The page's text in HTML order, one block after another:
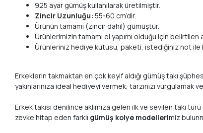
925 ayar gümüş kullanılarak üretilmiştir.
Zincir Uzunluğu:55-60 cm’dir.
Ürünün tamamı (zincir dahil) gümüştür.
Ürünlerimizin tamamı el yapımı olduğu için belirtilen
Ürünleriniz hediye kutusu, paketi, istediğiniz not
Erkeklerin takmaktan en çok keyif aldığı gümüş takı
yakınlarınıza ideal hediyeyi vermek, tarzınızı
Erkek takısı denilince aklımıza gelen ilk ve sevilen takı
zevke hitap eden farklı gümüş kolye modellerimiz